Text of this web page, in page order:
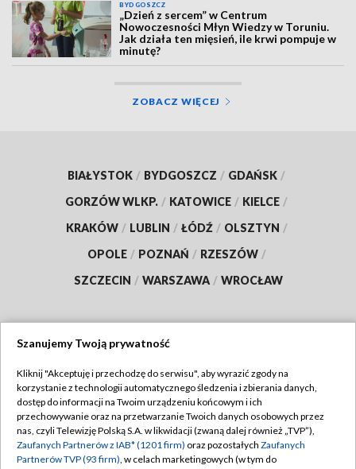
BYDGOSZCZ
„Dzień z sercem” w Centrum
Nowoczesności Młyn Wiedzy w Toruniu.
Jak działa ten mięsień, ile krwi pompuje w
minutę?
ZOBACZ WIĘCEJ
BIAŁYSTOK / BYDGOSZCZ / GDAŃSK /
GORZÓW WLKP. / KATOWICE / KIELCE /
KRAKÓW / LUBLIN / ŁÓDŹ / OLSZTYN /
OPOLE / POZNAŃ / RZESZÓW /
SZCZECIN / WARSZAWA / WROCŁAW
TVP
Abonament TVP
Emisja w TVP
Regulamin TVP
Polityka prywatności
Szanujemy Twoją prywatność
Kliknij "Akceptuję i przechodzę do serwisu", aby wyrazić zgody na
korzystanie z technologii automatycznego śledzenia i zbierania danych,
dostęp do informacji na Twoim urządzeniu końcowym i ich
przechowywanie oraz na przetwarzanie Twoich danych osobowych przez
nas, czyli Telewizję Polską S.A. w likwidacji (zwaną dalej również „TVP”),
Zaufanych Partnerów z IAB* (1201 firm) oraz pozostałych Zaufanych
Partnerów TVP (93 firm), w celach marketingowych (w tym do